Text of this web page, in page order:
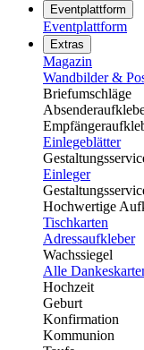
Eventplattform
Eventplattform
Extras
Magazin
Wandbilder &
Briefumschläge
Einlegeblätter
Einleger
Hochwertige
Tischkarten
Adressaufkleber
Wachssiegel
Alle
Hochzeit
Geburt
Konfirmation
Kommunion